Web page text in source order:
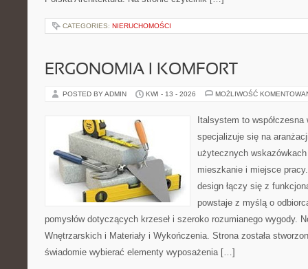
CATEGORIES: NIERUCHOMOŚCI
ERGONOMIA I KOMFORT
POSTED BY ADMIN KWI - 13 - 2026 MOŻLIWOŚĆ
Italsystem to
specjalizuje się na
użytecznych
mieszkanie i miejsce
design łączy się z
powstaje z myślą o
pomysłów dotyczących krzeseł i szeroko rozumianego wygody.
Wnętrzarskich i Materiały i Wykończenia. Strona została
świadomie wybierać elementy wyposażenia […]